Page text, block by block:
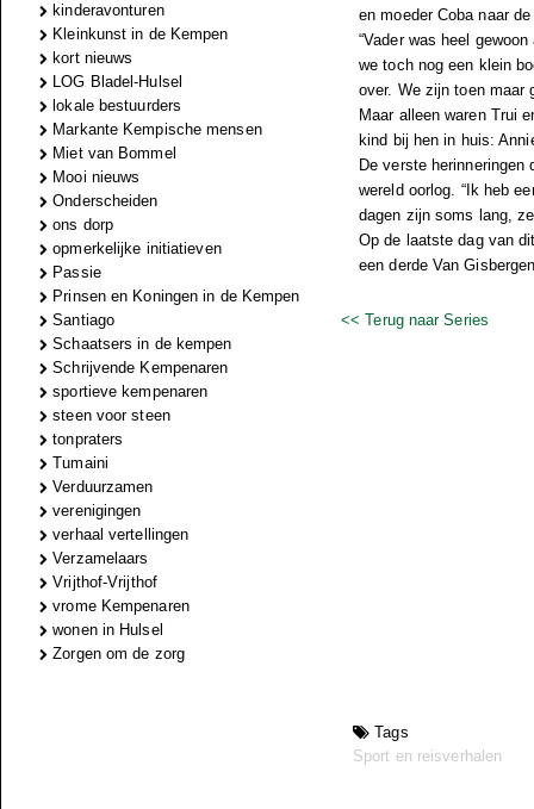
kinderavonturen
Kleinkunst in de Kempen
kort nieuws
LOG Bladel-Hulsel
lokale bestuurders
Markante Kempische mensen
Miet van Bommel
Mooi nieuws
Onderscheiden
ons dorp
opmerkelijke initiatieven
Passie
Prinsen en Koningen in de Kempen
Santiago
Schaatsers in de kempen
Schrijvende Kempenaren
sportieve kempenaren
steen voor steen
tonpraters
Tumaini
Verduurzamen
verenigingen
verhaal vertellingen
Verzamelaars
Vrijthof-Vrijthof
vrome Kempenaren
wonen in Hulsel
Zorgen om de zorg
en moeder Coba naar
“Vader was heel
we toch nog een klein
over. We zijn toen maar
Maar alleen waren Trui
kind bij hen in huis:
De verste
wereld oorlog. “Ik heb
dagen zijn soms lang,
Op de laatste dag van
een derde Van
<< Terug naar Series
Tags
Sport en reisverhalen